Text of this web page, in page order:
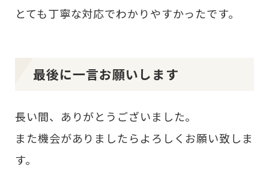
とても丁寧な対応でわかりやすかったです。
最後に一言お願いします
長い間、ありがとうございました。
また機会がありましたらよろしくお願い致しま
す。